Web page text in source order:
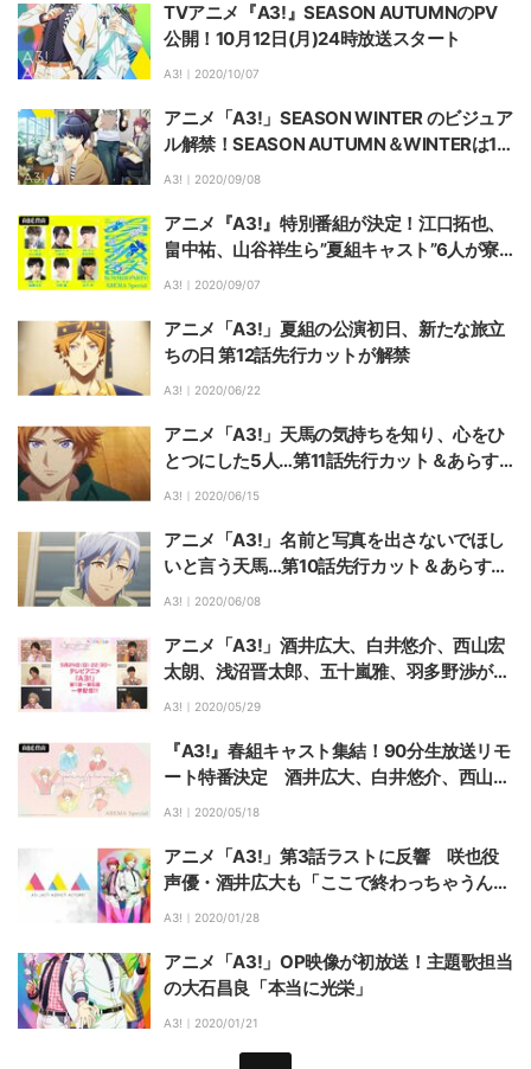
TVアニメ『A3!』SEASON AUTUMNのPV
公開！10月12日(月)24時放送スタート
A3!｜ 2020/10/07
アニメ「A3!」SEASON WINTER のビジュア
ル解禁！SEASON AUTUMN＆WINTERは10
月12日に放送開始
A3!｜ 2020/09/08
アニメ『A3!』特別番組が決定！江口拓也、
畠中祐、山谷祥生ら”夏組キャスト”6人が寮
の各部屋から生配信
A3!｜ 2020/09/07
アニメ「A3!」夏組の公演初日、新たな旅立
ちの日 第12話先行カットが解禁
A3!｜ 2020/06/22
アニメ「A3!」天馬の気持ちを知り、心をひ
とつにした5人…第11話先行カット＆あらす
じ公開
A3!｜ 2020/06/15
アニメ「A3!」名前と写真を出さないでほし
いと言う天馬…第10話先行カット＆あらすじ
公開
A3!｜ 2020/06/08
アニメ「A3!」酒井広大、白井悠介、西山宏
太朗、浅沼晋太郎、五十嵐雅、羽多野渉が集
合！ 春組キャストが熱く語る
A3!｜ 2020/05/29
『A3!』春組キャスト集結！90分生放送リモ
ート特番決定 酒井広大、白井悠介、西山宏
太朗など出演
A3!｜ 2020/05/18
アニメ「A3!」第3話ラストに反響 咲也役
声優・酒井広大も「ここで終わっちゃうんで
すかぁ！？」
A3!｜ 2020/01/28
アニメ「A3!」OP映像が初放送！主題歌担当
の大石昌良「本当に光栄」
A3!｜ 2020/01/21